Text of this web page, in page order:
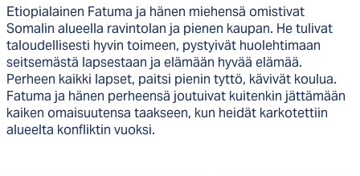
Etiopialainen Fatuma ja hänen miehensä omistivat
Somalin alueella ravintolan ja pienen kaupan. He tulivat
taloudellisesti hyvin toimeen, pystyivät huolehtimaan
seitsemästä lapsestaan ja elämään hyvää elämää.
Perheen kaikki lapset, paitsi pienin tyttö, kävivät koulua.
Fatuma ja hänen perheensä joutuivat kuitenkin jättämään
kaiken omaisuutensa taakseen, kun heidät karkotettiin
alueelta konfliktin vuoksi.